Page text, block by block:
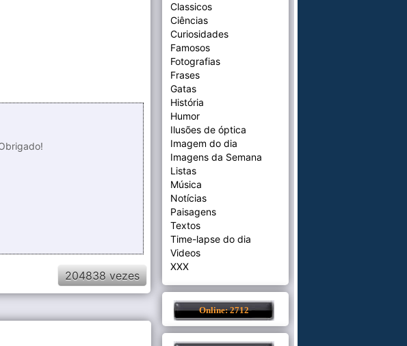
204838 vezes
Classicos
Ciências
Curiosidades
Famosos
Fotografias
Frases
Gatas
História
Humor
Ilusões de óptica
Imagem do dia
Imagens da Semana
Listas
Música
Notícias
Paisagens
Textos
Time-lapse do dia
Videos
XXX
Online: 2712